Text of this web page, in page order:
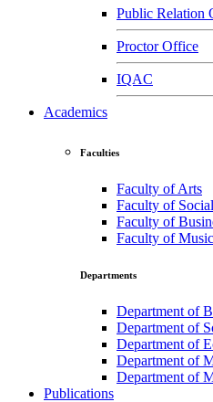
Public Relation
Proctor Office
IQAC
Academics
Faculties
Faculty of Arts
Faculty of
Faculty of
Faculty of
Departments
Department of
Department of
Department of
Department of
Department of
Publications